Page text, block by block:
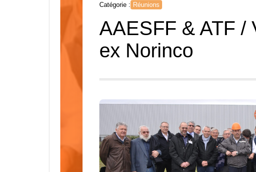
Catégorie : Réunions
AAESFF & ATF /
ex Norinco